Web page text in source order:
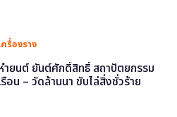
ครื่องราง
ำยนต์ ยันต์ศักดิ์สิทธิ์ สถาปัตยกรรม
รือน – วัดล้านนา ขับไล่สิ่งชั่วร้าย